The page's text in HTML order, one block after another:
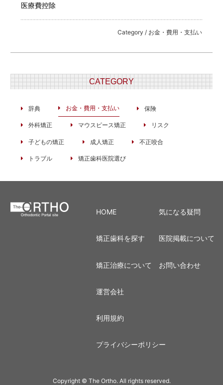
医療費控除
Category / お金・費用・支払い
CATEGORY
辞典 お金・費用・支払い 保険
外科矯正 マウスピース矯正 リスク
子どもの矯正 成人矯正 不正咬合
トラブル 矯正歯科医院選び
HOME
矯正歯科を探す
矯正治療について
気になる疑問
医院掲載について
お問い合わせ
運営会社
利用規約
プライバシーポリシー
Copyright © The Ortho. All rights reserved.